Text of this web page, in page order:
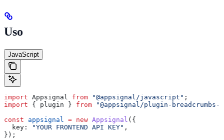
Uso
JavaScript
import Appsignal from "@appsignal/javascript" ;
import { plugin } from "@appsignal/plugin-breadcrumbs-
const appsignal = new Appsignal ({
  key:
"YOUR FRONTEND API KEY" ,
});